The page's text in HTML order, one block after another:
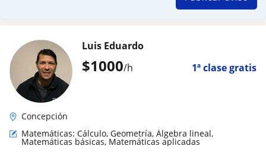
$1000/h 1ª clase gratis
Luis Eduardo
Concepción
Matemáticas: Cálculo, Geometría, Álgebra lineal,
Matemáticas básicas, Matemáticas aplicadas